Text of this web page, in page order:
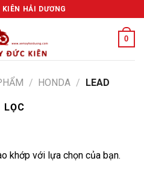
HẢI DƯƠNG
0
/ HONDA / LEAD
LỌC
khớp với lựa chọn của bạn.